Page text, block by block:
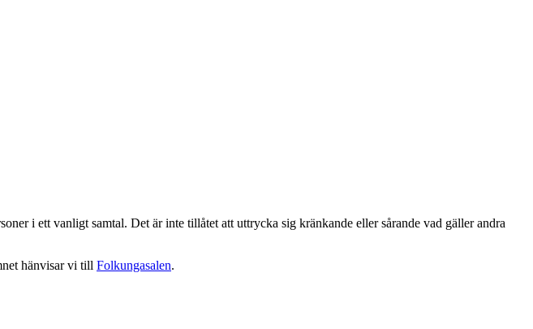
i ett vanligt samtal. Det är inte tillåtet att uttrycka sig kränkande eller sårande vad gäller andra
hänvisar vi till Folkungasalen.